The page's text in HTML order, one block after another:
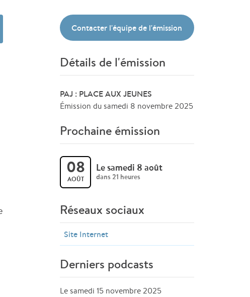
Contacter l'équipe de l'émission
Détails de l'émission
PAJ : PLACE AUX JEUNES
Émission du samedi 8 novembre 2025
Prochaine émission
08
AOÛT
Le samedi 8 août
dans 21 heures
Réseaux sociaux
Site Internet
Derniers podcasts
Le samedi 15 novembre 2025